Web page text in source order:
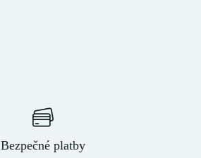
Bezpečné platby